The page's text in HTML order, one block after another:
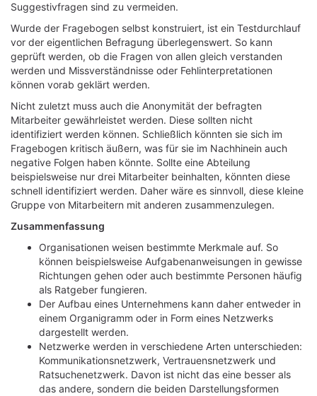
Suggestivfragen sind zu vermeiden.
Wurde der Fragebogen selbst konstruiert, ist ein Testdurchlauf
vor der eigentlichen Befragung überlegenswert. So kann
geprüft werden, ob die Fragen von allen gleich verstanden
werden und Missverständnisse oder Fehlinterpretationen
können vorab geklärt werden.
Nicht zuletzt muss auch die Anonymität der befragten
Mitarbeiter gewährleistet werden. Diese sollten nicht
identifiziert werden können. Schließlich könnten sie sich im
Fragebogen kritisch äußern, was für sie im Nachhinein auch
negative Folgen haben könnte. Sollte eine Abteilung
beispielsweise nur drei Mitarbeiter beinhalten, könnten diese
schnell identifiziert werden. Daher wäre es sinnvoll, diese kleine
Gruppe von Mitarbeitern mit anderen zusammenzulegen.
Zusammenfassung
Organisationen weisen bestimmte Merkmale auf. So
können beispielsweise Aufgabenanweisungen in gewisse
Richtungen gehen oder auch bestimmte Personen häufig
als Ratgeber fungieren.
Der Aufbau eines Unternehmens kann daher entweder in
einem Organigramm oder in Form eines Netzwerks
dargestellt werden.
Netzwerke werden in verschiedene Arten unterschieden:
Kommunikationsnetzwerk, Vertrauensnetzwerk und
Ratsuchenetzwerk. Davon ist nicht das eine besser als
das andere, sondern die beiden Darstellungsformen